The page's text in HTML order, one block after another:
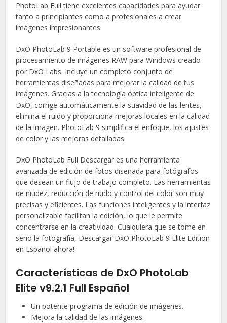
PhotoLab Full tiene excelentes capacidades para ayudar
tanto a principiantes como a profesionales a crear
imágenes impresionantes.
DxO PhotoLab 9 Portable es un software profesional de
procesamiento de imágenes RAW para Windows creado
por DxO Labs. Incluye un completo conjunto de
herramientas diseñadas para mejorar la calidad de tus
imágenes. Gracias a la tecnología óptica inteligente de
DxO, corrige automáticamente la suavidad de las lentes,
elimina el ruido y proporciona mejoras locales en la calidad
de la imagen. PhotoLab 9 simplifica el enfoque, los ajustes
de color y las mejoras detalladas.
DxO PhotoLab Full Descargar es una herramienta
avanzada de edición de fotos diseñada para fotógrafos
que desean un flujo de trabajo completo. Las herramientas
de nitidez, reducción de ruido y control del color son muy
precisas y eficientes. Las funciones inteligentes y la interfaz
personalizable facilitan la edición, lo que le permite
concentrarse en la creatividad. Cualquiera que se tome en
serio la fotografía, Descargar DxO PhotoLab 9 Elite Edition
en Español ahora!
Características de DxO PhotoLab
Elite v9.2.1 Full Español
Un potente programa de edición de imágenes.
Mejora la calidad de las imágenes.